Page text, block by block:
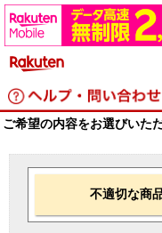
ご希望の内容をお選びいた
不適切な商